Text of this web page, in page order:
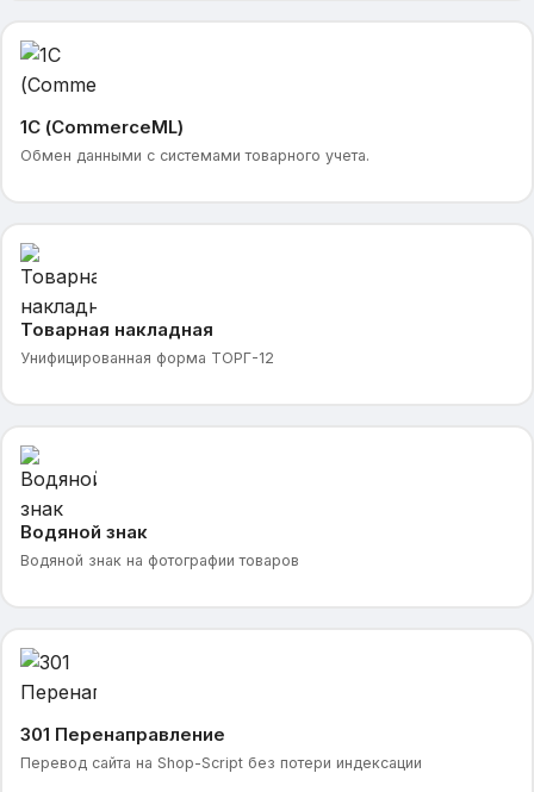
1С (CommerceML)
Обмен данными с системами товарного учета.
Товарная накладная
Унифицированная форма ТОРГ-12
Водяной знак
Водяной знак на фотографии товаров
301 Перенаправление
Перевод сайта на Shop-Script без потери индексации